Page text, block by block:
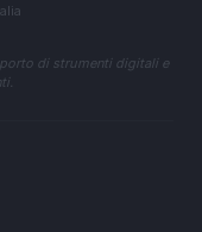
di strumenti digitali e